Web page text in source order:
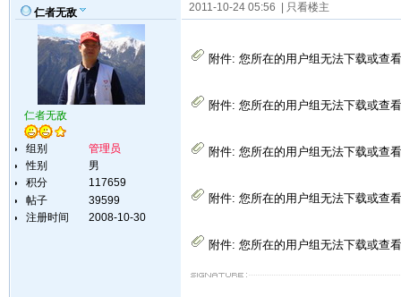
仁者无敌
仁者无敌
组别
管理员
性别
男
积分
117659
帖子
39599
注册时间
2008-10-30
2011-10-24 05:56 | 只看楼主
附件: 您所在的用户组无法下载或查
附件: 您所在的用户组无法下载或查
附件: 您所在的用户组无法下载或查
附件: 您所在的用户组无法下载或查
附件: 您所在的用户组无法下载或查